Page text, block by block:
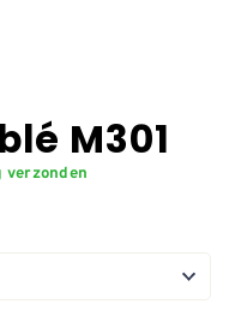
M301
verzonden